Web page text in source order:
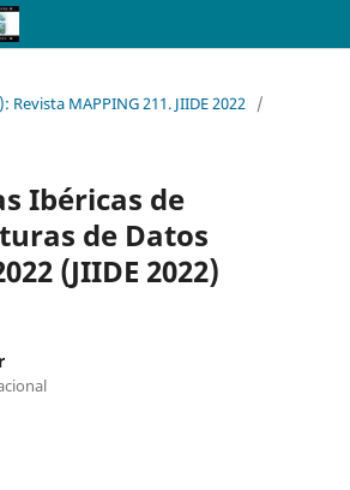
Revista MAPPING 211. JIIDE 2022 /
Ibéricas de
de Datos
(JIIDE 2022)